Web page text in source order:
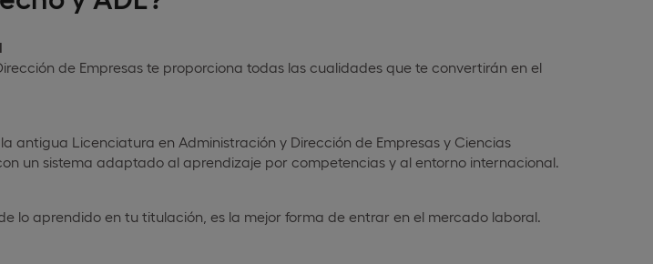
de Empresas te proporciona todas las cualidades que te convertirán en el
antigua Licenciatura en Administración y Dirección de Empresas y Ciencias
un sistema adaptado al aprendizaje por competencias y al entorno internacional.
lo aprendido en tu titulación, es la mejor forma de entrar en el mercado laboral.